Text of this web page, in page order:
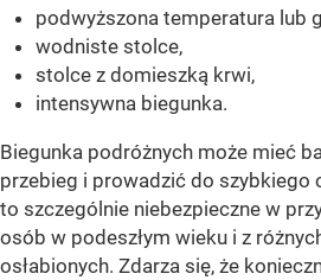
podwyższona temperatura lub
wodniste stolce,
stolce z domieszką krwi,
intensywna biegunka.
Biegunka podróżnych może mieć
przebieg i prowadzić do szybkiego
to szczególnie niebezpieczne w
osób w podeszłym wieku i z
osłabionych. Zdarza się, że